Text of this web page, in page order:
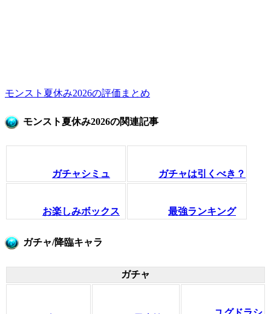
モンスト夏休み2026の評価まとめ
モンスト夏休み2026の関連記事
ガチャシミュ ガチャは引くべき？
お楽しみボックス 最強ランキング
ガチャ/降臨キャラ
ガチャ